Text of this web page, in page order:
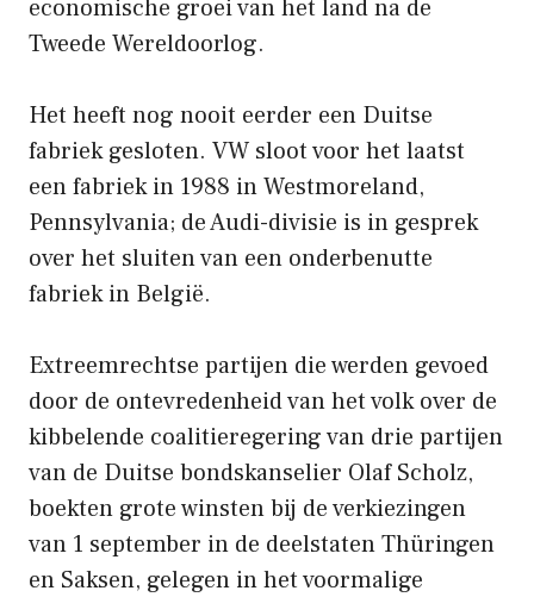
economische groei van het land na de
Tweede Wereldoorlog.
Het heeft nog nooit eerder een Duitse
fabriek gesloten. VW sloot voor het laatst
een fabriek in 1988 in Westmoreland,
Pennsylvania; de Audi-divisie is in gesprek
over het sluiten van een onderbenutte
fabriek in België.
Extreemrechtse partijen die werden gevoed
door de ontevredenheid van het volk over de
kibbelende coalitieregering van drie partijen
van de Duitse bondskanselier Olaf Scholz,
boekten grote winsten bij de verkiezingen
van 1 september in de deelstaten Thüringen
en Saksen, gelegen in het voormalige